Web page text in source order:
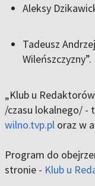
Aleksy
Tadeusz
Wileńszczyzny”.
„Klub u
/czasu lokalnego/ -
wilno.tvp.pl oraz w
Program do
stronie - Klub u